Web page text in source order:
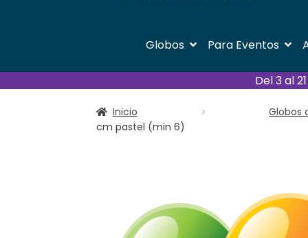
Globos Para Eventos
Del 3 al
Inicio Globos
cm pastel (min 6)